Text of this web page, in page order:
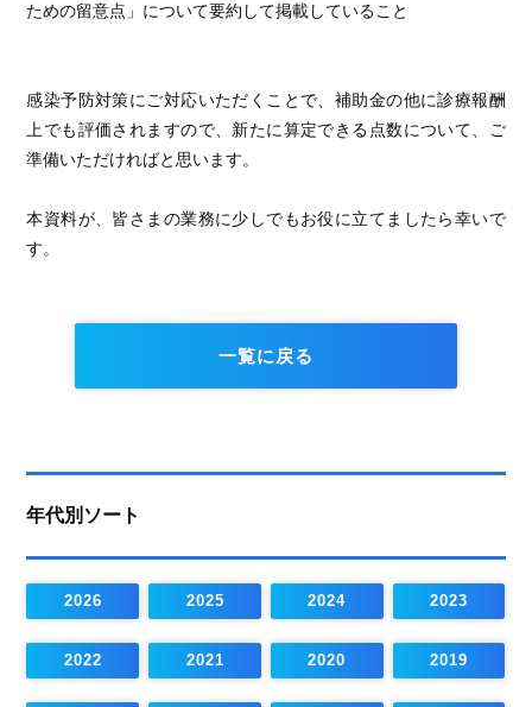
ための留意点」について要約して掲載していること
感染予防対策にご対応いただくことで、補助金の他に診療報酬
上でも評価されますので、新たに算定できる点数について、ご
準備いただければと思います。
本資料が、皆さまの業務に少しでもお役に立てましたら幸いで
す。
一覧に戻る
年代別ソート
2026 2025 2024 2023
2022 2021 2020 2019